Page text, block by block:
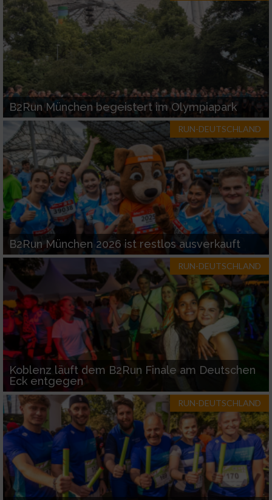
B2Run München begeistert im Olympiapark
RUN-DEUTSCHLAND
B2Run München 2026 ist restlos ausverkauft
RUN-DEUTSCHLAND
Koblenz läuft dem B2Run Finale am Deutschen
Eck entgegen
RUN-DEUTSCHLAND